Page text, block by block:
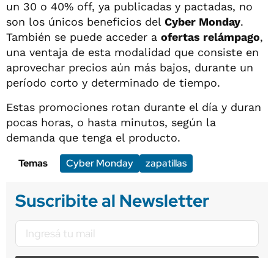
un 30 o 40% off, ya publicadas y pactadas, no
son los únicos beneficios del Cyber Monday.
También se puede acceder a ofertas relámpago,
una ventaja de esta modalidad que consiste en
aprovechar precios aún más bajos, durante un
período corto y determinado de tiempo.
Estas promociones rotan durante el día y duran
pocas horas, o hasta minutos, según la
demanda que tenga el producto.
Temas
Cyber Monday zapatillas
Suscribite al Newsletter